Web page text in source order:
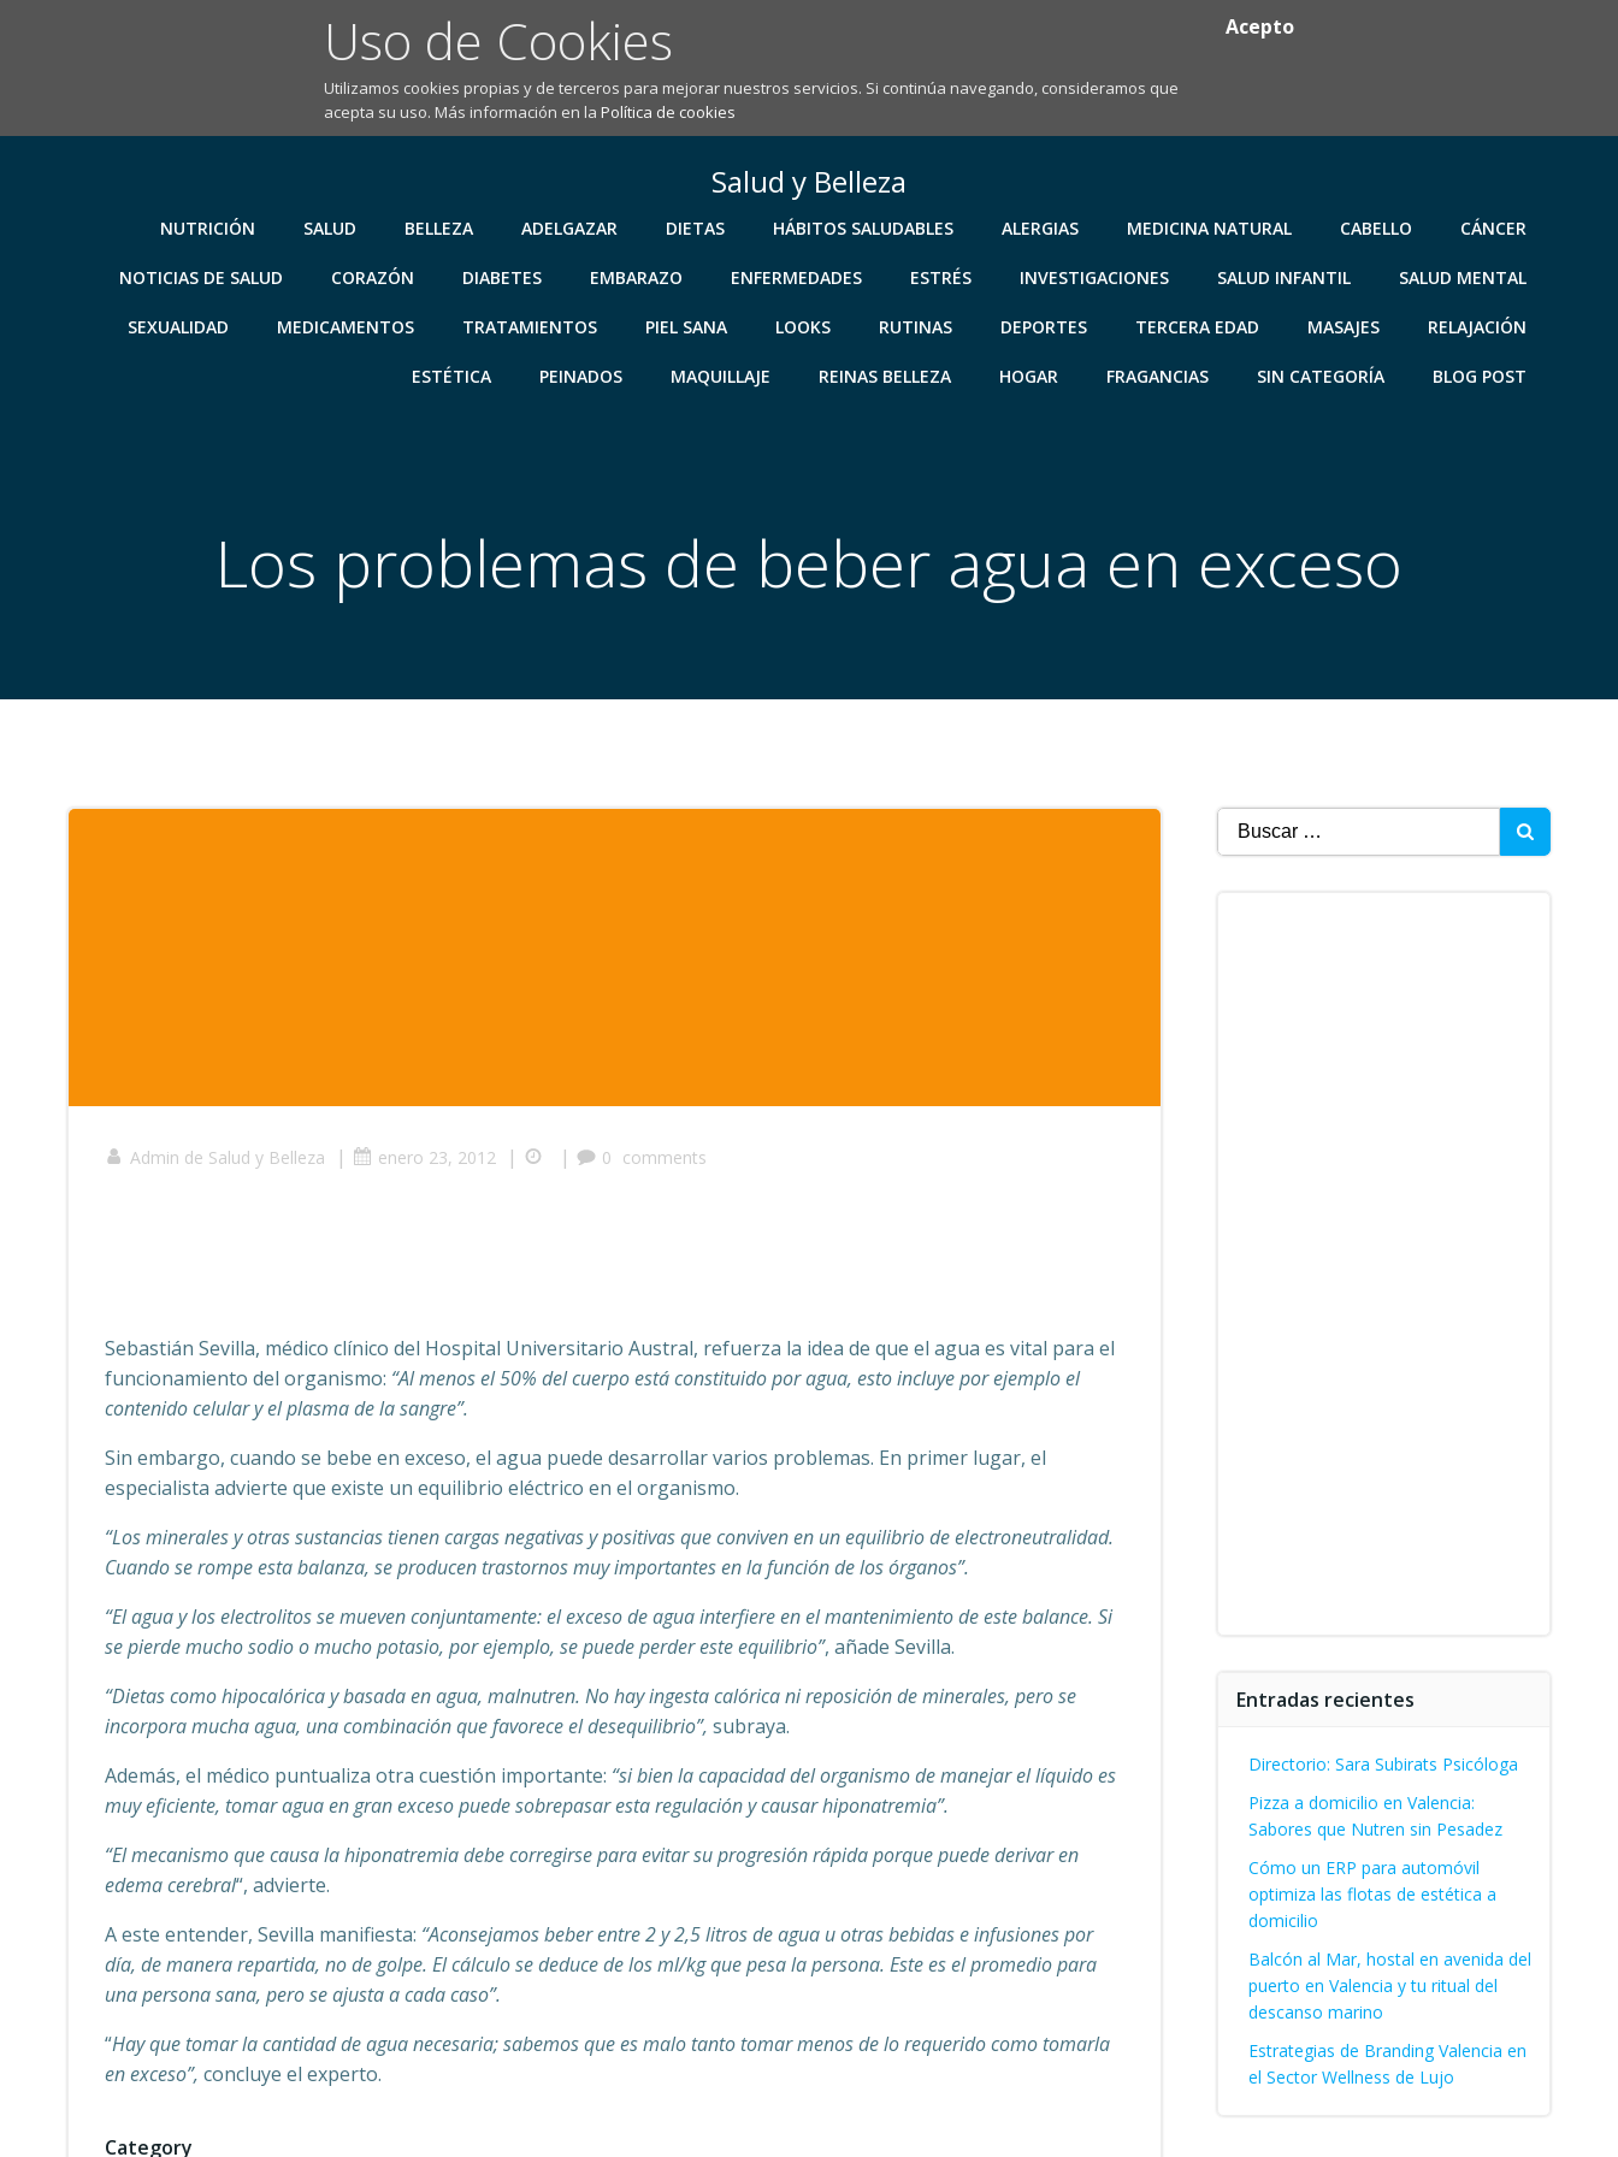
Uso de Cookies
Utilizamos cookies propias y de terceros para mejorar nuestros servicios. Si continúa navegando, consideramos que
acepta su uso. Más información en la Política de cookies
Acepto
Salud y Belleza
NUTRICIÓN SALUD BELLEZA ADELGAZAR DIETAS HÁBITOS SALUDABLES ALERGIAS MEDICINA NATURAL CABELLO CÁNCER
NOTICIAS DE SALUD CORAZÓN DIABETES EMBARAZO ENFERMEDADES ESTRÉS INVESTIGACIONES SALUD INFANTIL SALUD MENTAL
SEXUALIDAD MEDICAMENTOS TRATAMIENTOS PIEL SANA LOOKS RUTINAS DEPORTES TERCERA EDAD MASAJES RELAJACIÓN
ESTÉTICA PEINADOS MAQUILLAJE REINAS BELLEZA HOGAR FRAGANCIAS SIN CATEGORÍA BLOG POST
Los problemas de beber agua en exceso
Admin de Salud y Belleza | enero 23, 2012 | | 0 comments
Sebastián Sevilla, médico clínico del Hospital Universitario Austral, refuerza la idea de que el agua es vital para el
funcionamiento del organismo: “Al menos el 50% del cuerpo está constituido por agua, esto incluye por ejemplo el
contenido celular y el plasma de la sangre”.
Sin embargo, cuando se bebe en exceso, el agua puede desarrollar varios problemas. En primer lugar, el
especialista advierte que existe un equilibrio eléctrico en el organismo.
“Los minerales y otras sustancias tienen cargas negativas y positivas que conviven en un equilibrio de electroneutralidad.
Cuando se rompe esta balanza, se producen trastornos muy importantes en la función de los órganos”.
“El agua y los electrolitos se mueven conjuntamente: el exceso de agua interfiere en el mantenimiento de este balance. Si
se pierde mucho sodio o mucho potasio, por ejemplo, se puede perder este equilibrio”, añade Sevilla.
“Dietas como hipocalórica y basada en agua, malnutren. No hay ingesta calórica ni reposición de minerales, pero se
incorpora mucha agua, una combinación que favorece el desequilibrio”, subraya.
Además, el médico puntualiza otra cuestión importante: “si bien la capacidad del organismo de manejar el líquido es
muy eficiente, tomar agua en gran exceso puede sobrepasar esta regulación y causar hiponatremia”.
“El mecanismo que causa la hiponatremia debe corregirse para evitar su progresión rápida porque puede derivar en
edema cerebral“, advierte.
A este entender, Sevilla manifiesta: “Aconsejamos beber entre 2 y 2,5 litros de agua u otras bebidas e infusiones por
día, de manera repartida, no de golpe. El cálculo se deduce de los ml/kg que pesa la persona. Este es el promedio para
una persona sana, pero se ajusta a cada caso”.
“Hay que tomar la cantidad de agua necesaria; sabemos que es malo tanto tomar menos de lo requerido como tomarla
en exceso”, concluye el experto.
Category
Buscar:
Entradas recientes
Directorio: Sara Subirats Psicóloga
Pizza a domicilio en Valencia:
Sabores que Nutren sin Pesadez
Cómo un ERP para automóvil
optimiza las flotas de estética a
domicilio
Balcón al Mar, hostal en avenida del
puerto en Valencia y tu ritual del
descanso marino
Estrategias de Branding Valencia en
el Sector Wellness de Lujo